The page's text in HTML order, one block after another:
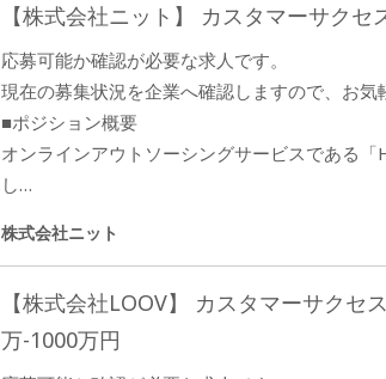
【株式会社ニット】 カスタマーサク
応募可能か確認が必要な求人です。
現在の募集状況を企業へ確認しますので、お気
■ポジション概要
オンラインアウトソーシングサービスである
し…
株式会社ニット
【株式会社LOOV】 カスタマーサク
万-1000万円